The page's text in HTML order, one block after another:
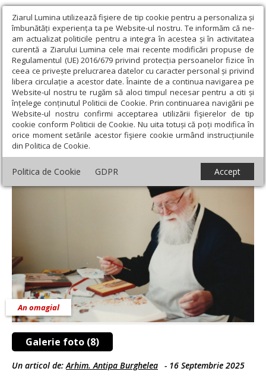
Ziarul Lumina utilizează fişiere de tip cookie pentru a personaliza și
îmbunătăți experiența ta pe Website-ul nostru. Te informăm că ne-
am actualizat politicile pentru a integra în acestea și în activitatea
curentă a Ziarului Lumina cele mai recente modificări propuse de
Regulamentul (UE) 2016/679 privind protecția persoanelor fizice în
ceea ce privește prelucrarea datelor cu caracter personal și privind
libera circulație a acestor date. Înainte de a continua navigarea pe
Website-ul nostru te rugăm să aloci timpul necesar pentru a citi și
înțelege conținutul Politicii de Cookie. Prin continuarea navigării pe
Website-ul nostru confirmi acceptarea utilizării fişierelor de tip
cookie conform Politicii de Cookie. Nu uita totuși că poți modifica în
orice moment setările acestor fişiere cookie urmând instrucțiunile
din Politica de Cookie.
Politica de Cookie GDPR Accept
Ziarul Lumina › Actualitate religioasă › An omagial › Arta
Sfântului Cuvios Sofian
Arta Sfântului Cuvios Sofian
Galerie foto (8)
An omagial
Un articol de:Arhim. Antipa Burghelea - 16 Septembrie 2025